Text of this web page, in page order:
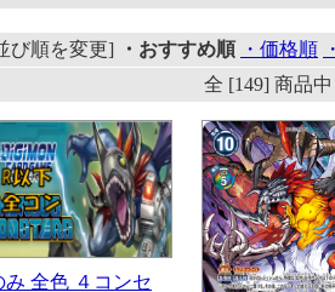
び順を変更] ・おすすめ順 ・価格順
全 [149] 商品
み 全色 ４コンセ